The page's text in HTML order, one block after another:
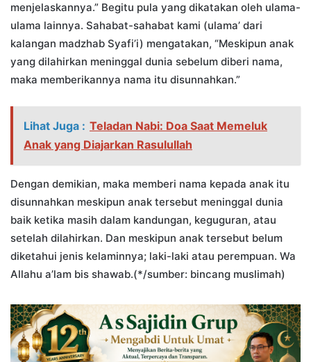
menjelaskannya.” Begitu pula yang dikatakan oleh ulama-
ulama lainnya. Sahabat-sahabat kami (ulama’ dari
kalangan madzhab Syafi’i) mengatakan, “Meskipun anak
yang dilahirkan meninggal dunia sebelum diberi nama,
maka memberikannya nama itu disunnahkan.”
Lihat Juga : Teladan Nabi: Doa Saat Memeluk
Anak yang Diajarkan Rasulullah
Dengan demikian, maka memberi nama kepada anak itu
disunnahkan meskipun anak tersebut meninggal dunia
baik ketika masih dalam kandungan, keguguran, atau
setelah dilahirkan. Dan meskipun anak tersebut belum
diketahui jenis kelaminnya; laki-laki atau perempuan. Wa
Allahu a’lam bis shawab.(*/sumber: bincang muslimah)